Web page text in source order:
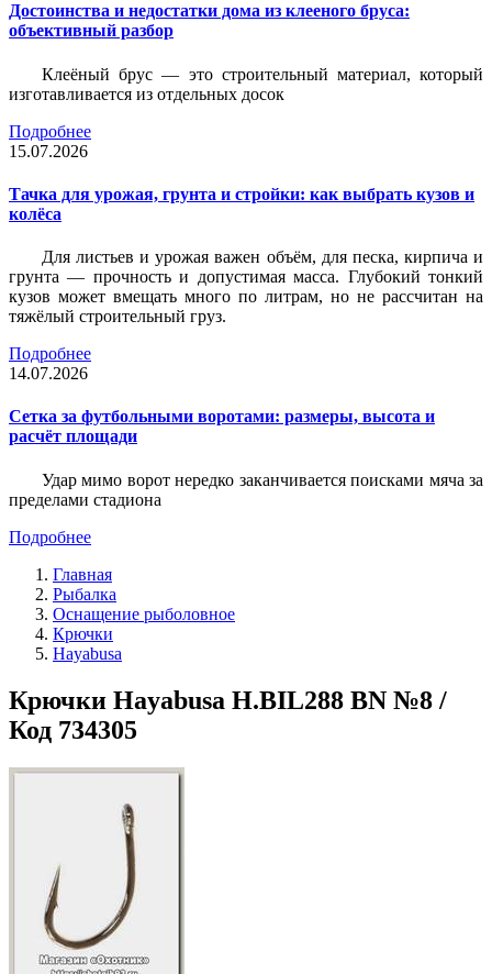
Достоинства и недостатки дома из клееного бруса:
объективный разбор
Клеёный брус — это строительный материал, который
изготавливается из отдельных досок
Подробнее
15.07.2026
Тачка для урожая, грунта и стройки: как выбрать кузов и
колёса
Для листьев и урожая важен объём, для песка, кирпича и
грунта — прочность и допустимая масса. Глубокий тонкий
кузов может вмещать много по литрам, но не рассчитан на
тяжёлый строительный груз.
Подробнее
14.07.2026
Сетка за футбольными воротами: размеры, высота и
расчёт площади
Удар мимо ворот нередко заканчивается поисками мяча за
пределами стадиона
Подробнее
Главная
Рыбалка
Оснащение рыболовное
Крючки
Hayabusa
Крючки Hayabusa H.BIL288 BN №8 /
Код 734305